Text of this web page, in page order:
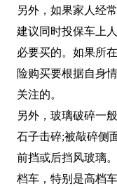
另外，如果家人经
建议同时投保车上
必要买的。如果所
险购买要根据自身
关注的。
另外，玻璃破碎一
石子击碎;被敲碎侧
前挡或后挡风玻璃
档车，特别是高档